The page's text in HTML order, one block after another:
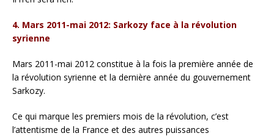
4. Mars 2011-mai 2012: Sarkozy face à la révolution
syrienne
Mars 2011-mai 2012 constitue à la fois la première année de
la révolution syrienne et la dernière année du gouvernement
Sarkozy.
Ce qui marque les premiers mois de la révolution, c’est
l’attentisme de la France et des autres puissances